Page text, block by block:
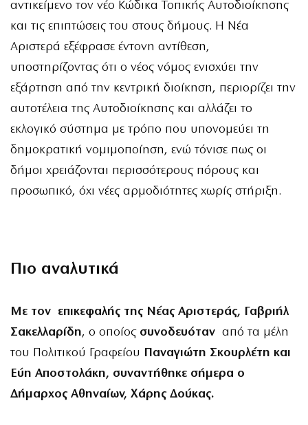
αντικείμενο τον νέο Κώδικα Τοπικής Αυτοδιοίκησης
και τις επιπτώσεις του στους δήμους. Η Νέα
Αριστερά εξέφρασε έντονη αντίθεση,
υποστηρίζοντας ότι ο νέος νόμος ενισχύει την
εξάρτηση από την κεντρική διοίκηση, περιορίζει την
αυτοτέλεια της Αυτοδιοίκησης και αλλάζει το
εκλογικό σύστημα με τρόπο που υπονομεύει τη
δημοκρατική νομιμοποίηση, ενώ τόνισε πως οι
δήμοι χρειάζονται περισσότερους πόρους και
προσωπικό, όχι νέες αρμοδιότητες χωρίς στήριξη.
Πιο αναλυτικά
Με τον επικεφαλής της Νέας Αριστεράς, Γαβριήλ
Σακελλαρίδη, ο οποίος συνοδευόταν από τα μέλη
του Πολιτικού Γραφείου Παναγιώτη Σκουρλέτη και
Εύη Αποστολάκη, συναντήθηκε σήμερα ο
Δήμαρχος Αθηναίων, Χάρης Δούκας.